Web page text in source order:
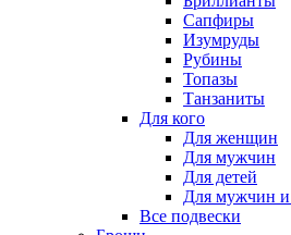
Сапфиры
Изумруды
Рубины
Топазы
Танзаниты
Для кого
Для женщин
Для мужчин
Для детей
Для мужчин
Все подвески